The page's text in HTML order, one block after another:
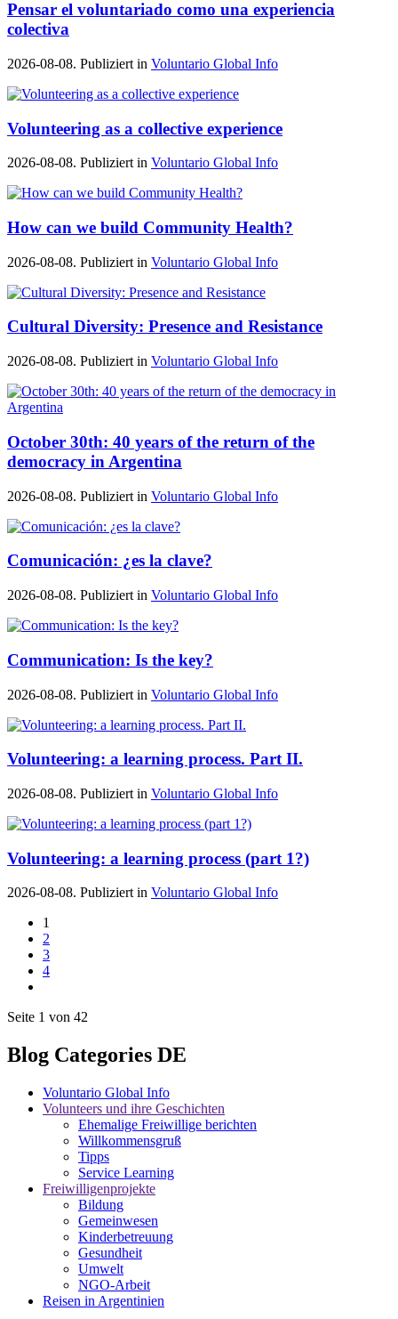
Pensar el voluntariado como una experiencia
colectiva
2026-08-08. Publiziert in Voluntario Global Info
Volunteering as a collective experience
2026-08-08. Publiziert in Voluntario Global Info
How can we build Community Health?
2026-08-08. Publiziert in Voluntario Global Info
Cultural Diversity: Presence and Resistance
2026-08-08. Publiziert in Voluntario Global Info
October 30th: 40 years of the return of the
democracy in Argentina
2026-08-08. Publiziert in Voluntario Global Info
Comunicación: ¿es la clave?
2026-08-08. Publiziert in Voluntario Global Info
Communication: Is the key?
2026-08-08. Publiziert in Voluntario Global Info
Volunteering: a learning process. Part II.
2026-08-08. Publiziert in Voluntario Global Info
Volunteering: a learning process (part 1?)
2026-08-08. Publiziert in Voluntario Global Info
1
2
3
4
Seite 1 von 42
Blog Categories DE
Voluntario Global Info
Volunteers und ihre Geschichten
Ehemalige Freiwillige berichten
Willkommensgruß
Tipps
Service Learning
Freiwilligenprojekte
Bildung
Gemeinwesen
Kinderbetreuung
Gesundheit
Umwelt
NGO-Arbeit
Reisen in Argentinien